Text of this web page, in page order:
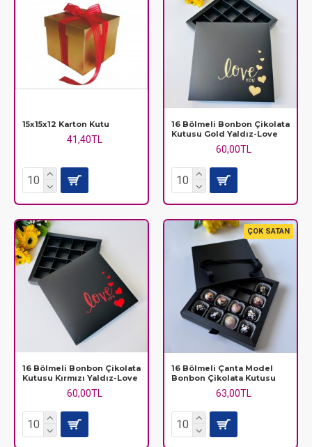
15x15x12 Karton Kutu
41,40TL
16 Bölmeli Bonbon Çikolata
Kutusu Gold Yaldız-Love
60,00TL
16 Bölmeli Bonbon Çikolata
Kutusu Kırmızı Yaldız-Love
60,00TL
ÇOK SATAN
16 Bölmeli Çanta Model
Bonbon Çikolata Kutusu
63,00TL